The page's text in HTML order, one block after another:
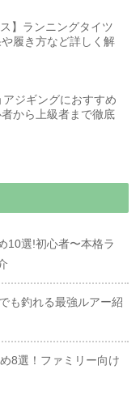
】ランニングタイツ
履き方など詳しく解
アジギングにおすすめ
から上級者まで徹底
10選!初心者〜本格ラ
も釣れる最強ルアー紹
8選！ファミリー向け